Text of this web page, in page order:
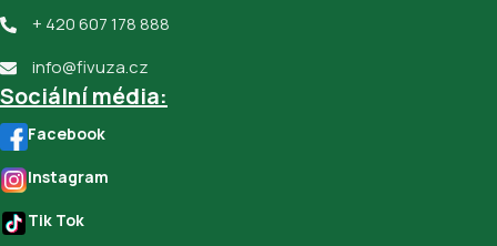
+ 420 607 178 888
info@fivuza.cz
Sociální média:
Facebook
Instagram
Tik Tok